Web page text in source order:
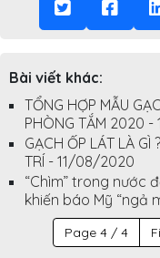
Bài viết khác:
TỔNG HỢP MẪU
PHÒNG TẮM 2020
GẠCH ỐP LÁT LÀ GÌ
TRÍ - 11/08/2020
“Chìm” trong nước
khiến báo Mỹ “ngả
Page 4 / 4